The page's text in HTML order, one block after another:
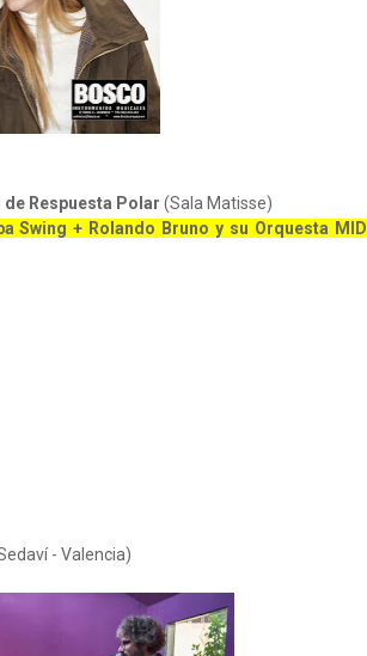
Respuesta Polar (Sala Matisse)
Swing + Rolando Bruno y su Orquesta MIDI
- Valencia)